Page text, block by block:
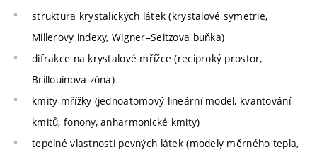
struktura krystalických látek (krystalové symetrie,
Millerovy indexy, Wigner–Seitzova buňka)
difrakce na krystalové mřížce (reciproký prostor,
Brillouinova zóna)
kmity mřížky (jednoatomový lineární model, kvantování
kmitů, fonony, anharmonické kmity)
tepelné vlastnosti pevných látek (modely měrného tepla,